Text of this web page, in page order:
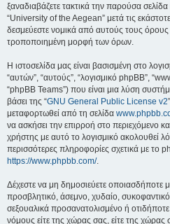
ξαναδιαβάζετε τακτικά την παρούσα
“University of the Aegean” μετά τις
δεσμεύεστε νομικά από αυτούς τους
τροποποιημένη μορφή των όρων.
Η ιστοσελίδα μας είναι βασισμένη στο
“αυτών”, “αυτούς”, “λογισμικό phpBB”,
“phpBB Teams”) που είναι μια λύση
βάσει της “GNU General Public License v2
μεταφορτωθεί από τη σελίδα
να ασκήσει την επιρροή στο περιεχόμενο
χρήστης με αυτό το λογισμικό ακολουθεί
περισσότερες πληροφορίες σχετικά με το
https://www.phpbb.com/.
Δέχεστε να μη δημοσιεύετε οποιασδήποτε
προσβλητικό, άσεμνο, χυδαίο,
σεξουαλικά προσανατολισμένο ή
νόμους είτε της χώρας σας, είτε της χώρας